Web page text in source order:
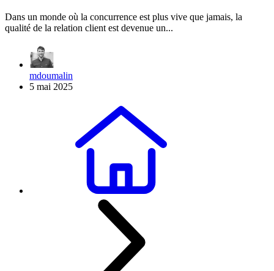
Dans un monde où la concurrence est plus vive que jamais, la
qualité de la relation client est devenue un...
mdoumalin
5 mai 2025